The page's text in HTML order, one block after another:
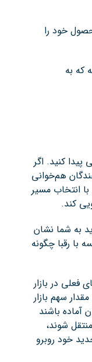
خود را
که به
کنید. اگر
هم‌خوانی
انتخاب مسیر
کند.
به شما نشان
با رقبا چگونه
فعلی در بازار
سهم بازار
آماده باشند
شوند،
خود روبرو